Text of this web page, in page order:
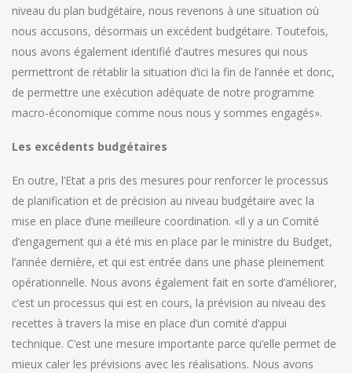
niveau du plan budgétaire, nous revenons à une situation où
nous accusons, désormais un excédent budgétaire. Toutefois,
nous avons également identifié d’autres mesures qui nous
permettront de rétablir la situation d’ici la fin de l’année et donc,
de permettre une exécution adéquate de notre programme
macro-économique comme nous nous y sommes engagés».
Les excédents budgétaires
En outre, l’Etat a pris des mesures pour renforcer le processus
de planification et de précision au niveau budgétaire avec la
mise en place d’une meilleure coordination. «Il y a un Comité
d’engagement qui a été mis en place par le ministre du Budget,
l’année dernière, et qui est entrée dans une phase pleinement
opérationnelle. Nous avons également fait en sorte d’améliorer,
c’est un processus qui est en cours, la prévision au niveau des
recettes à travers la mise en place d’un comité d’appui
technique. C’est une mesure importante parce qu’elle permet de
mieux caler les prévisions avec les réalisations. Nous avons